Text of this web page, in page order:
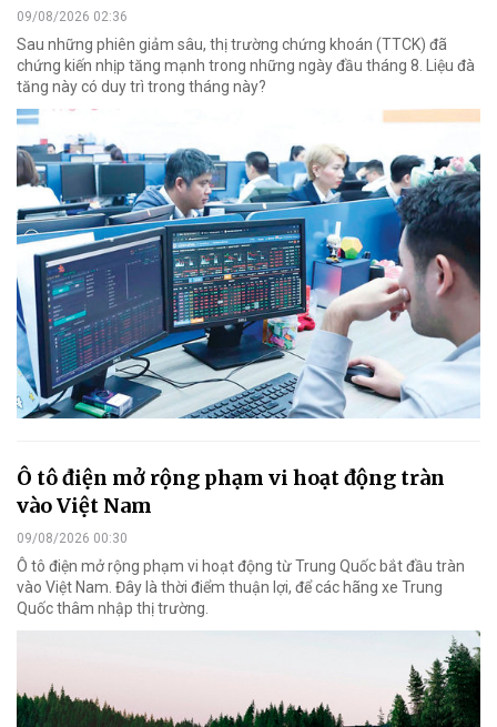
09/08/2026 02:36
Sau những phiên giảm sâu, thị trường chứng khoán (TTCK) đã
chứng kiến nhịp tăng mạnh trong những ngày đầu tháng 8. Liệu đà
tăng này có duy trì trong tháng này?
Ô tô điện mở rộng phạm vi hoạt động tràn
vào Việt Nam
09/08/2026 00:30
Ô tô điện mở rộng phạm vi hoạt động từ Trung Quốc bắt đầu tràn
vào Việt Nam. Đây là thời điểm thuận lợi, để các hãng xe Trung
Quốc thâm nhập thị trường.